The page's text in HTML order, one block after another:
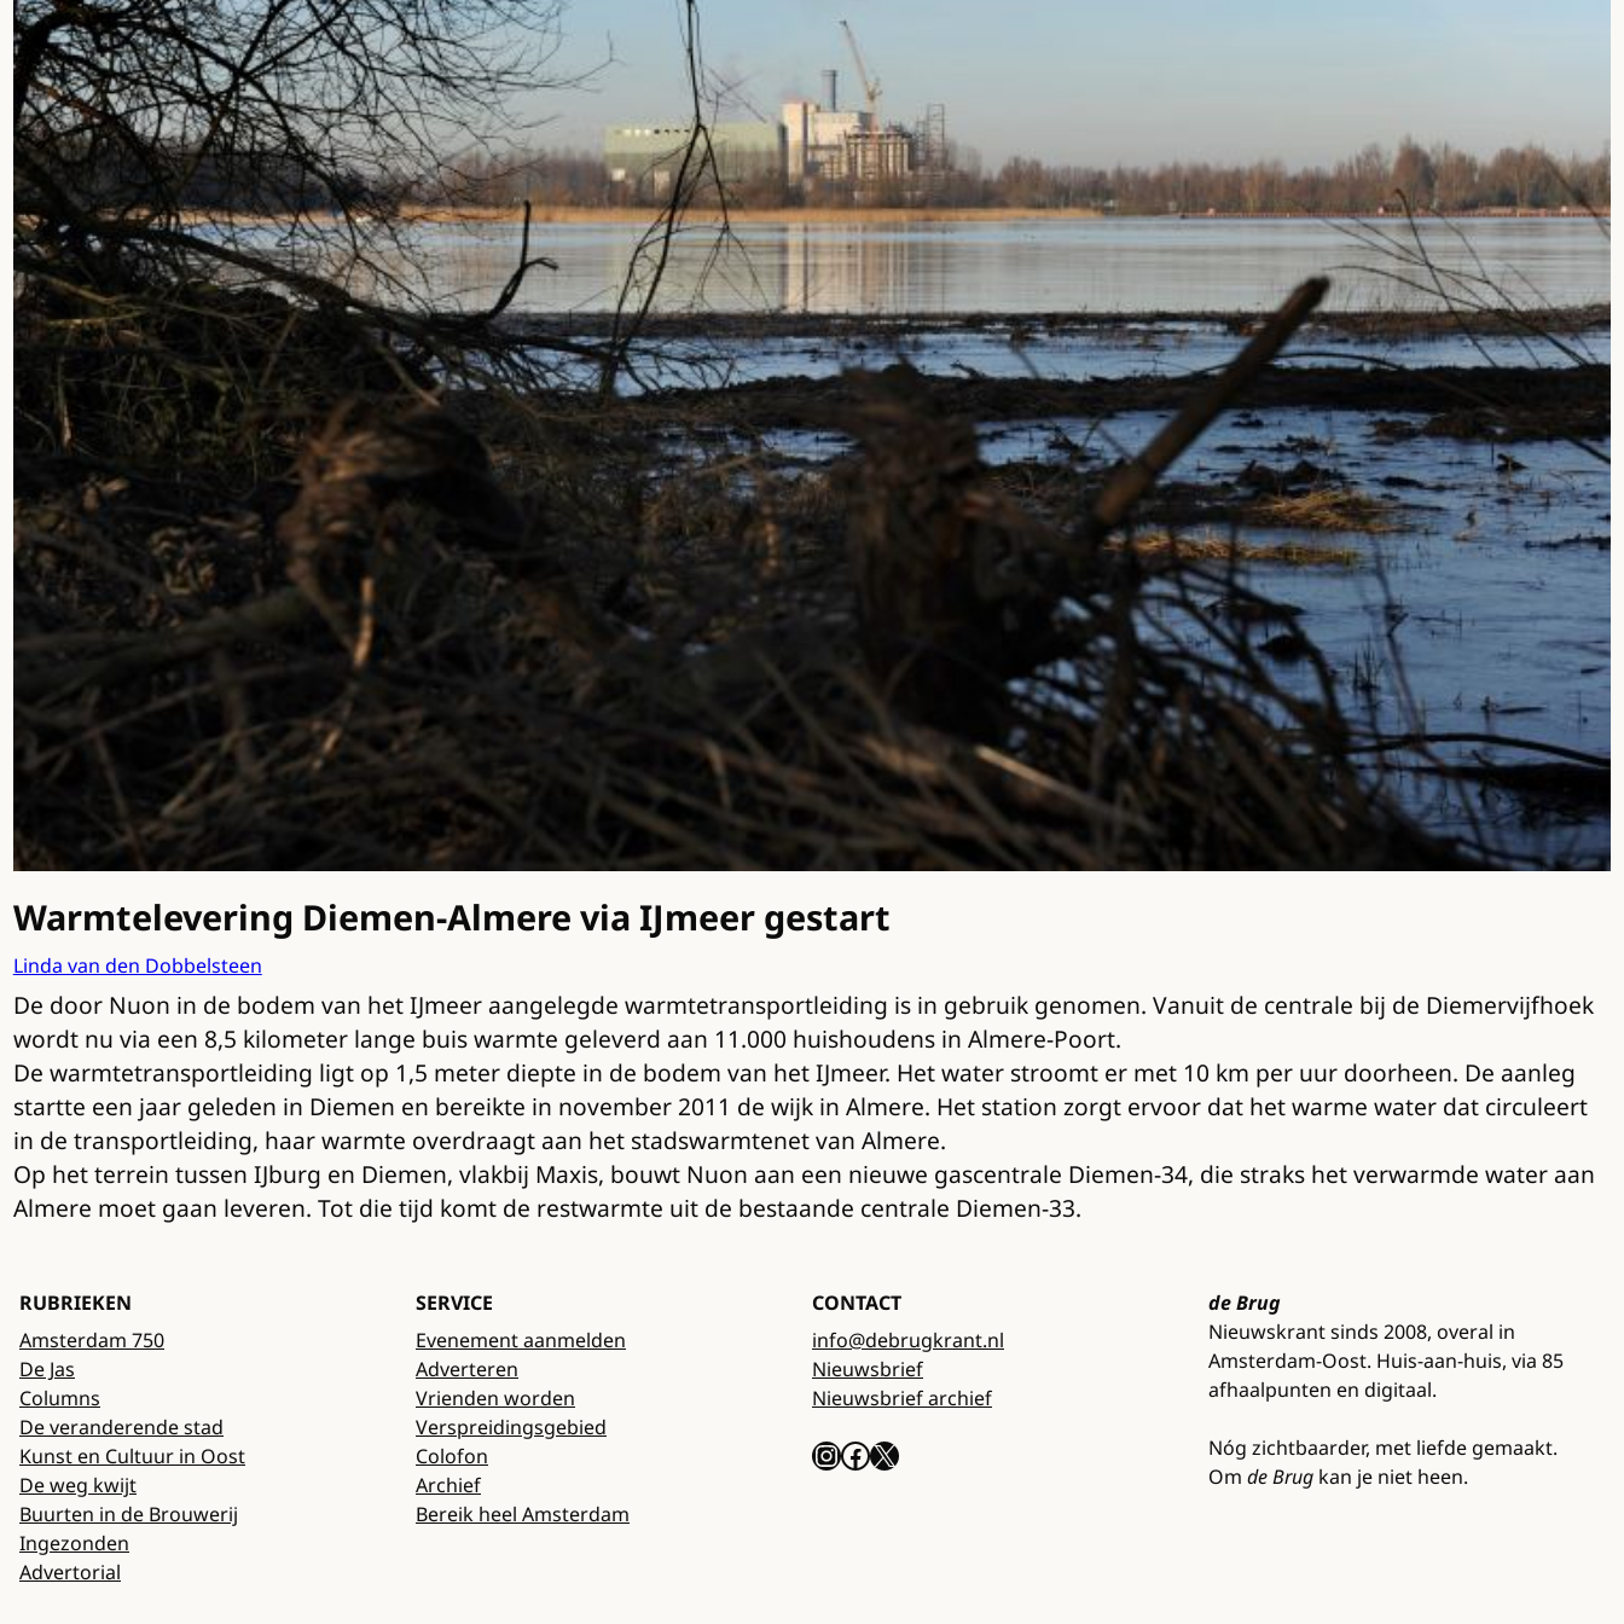
Warmtelevering Diemen-Almere via IJmeer gestart
Linda van den Dobbelsteen
De door Nuon in de bodem van het IJmeer aangelegde warmtetransportleiding is in gebruik genomen. Vanuit de centrale bij de Diemervijfhoek
wordt nu via een 8,5 kilometer lange buis warmte geleverd aan 11.000 huishoudens in Almere-Poort.
De warmtetransportleiding ligt op 1,5 meter diepte in de bodem van het IJmeer. Het water stroomt er met 10 km per uur doorheen. De aanleg
startte een jaar geleden in Diemen en bereikte in november 2011 de wijk in Almere. Het station zorgt ervoor dat het warme water dat circuleert
in de transportleiding, haar warmte overdraagt aan het stadswarmtenet van Almere.
Op het terrein tussen IJburg en Diemen, vlakbij Maxis, bouwt Nuon aan een nieuwe gascentrale Diemen-34, die straks het verwarmde water aan
Almere moet gaan leveren. Tot die tijd komt de restwarmte uit de bestaande centrale Diemen-33.
RUBRIEKEN
Amsterdam 750
De Jas
Columns
De veranderende stad
Kunst en Cultuur in Oost
De weg kwijt
Buurten in de Brouwerij
Ingezonden
Advertorial
SERVICE
Evenement aanmelden
Adverteren
Vrienden worden
Verspreidingsgebied
Colofon
Archief
Bereik heel Amsterdam
CONTACT
info@debrugkrant.nl
Nieuwsbrief
Nieuwsbrief archief
InstagramFacebook X
de Brug
Nieuwskrant sinds 2008, overal in
Amsterdam-Oost. Huis-aan-huis, via 85
afhaalpunten en digitaal.
Nóg zichtbaarder, met liefde gemaakt.
Om de Brug kan je niet heen.